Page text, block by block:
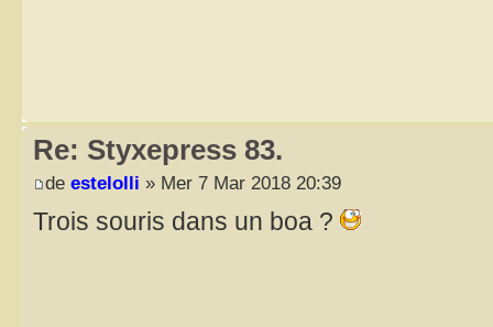
Re: Styxepress 83.
de estelolli » Mer 7 Mar 2018 20:39
Trois souris dans un boa ?